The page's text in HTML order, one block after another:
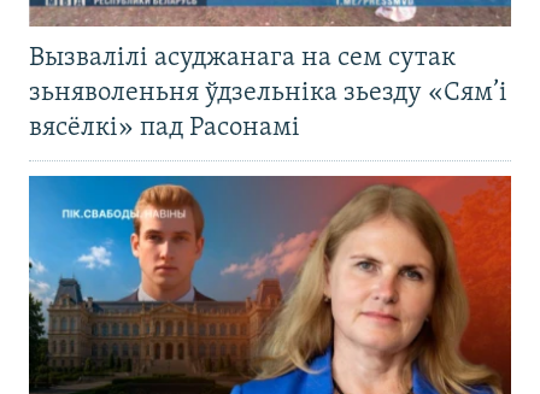
Вызвалілі асуджанага на сем сутак
зьняволеньня ўдзельніка зьезду «Сям’і
вясёлкі» пад Расонамі